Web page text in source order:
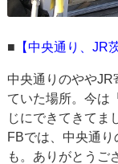
■ 【中央通り、JR
中央通りのややJR
ていた場所。今は
じにできてきてま
FBでは、中央通
も。ありがとうご